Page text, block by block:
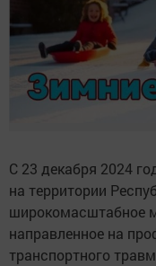
С 23 декабря 2024
на территории
широкомасштабное
направленное на
транспортного